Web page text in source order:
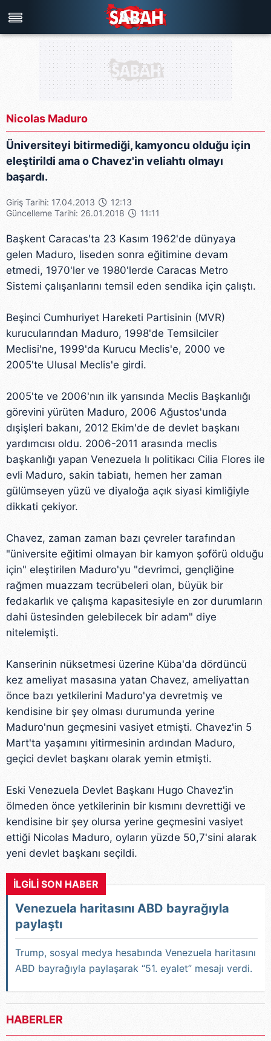
Türkiye'nin en iyi haber sitesi
Nicolas Maduro
Üniversiteyi bitirmediği, kamyoncu olduğu için
eleştirildi ama o Chavez'in veliahtı olmayı
başardı.
Giriş Tarihi: 17.04.2013
12:13
Güncelleme Tarihi: 26.01.2018
11:11
Başkent Caracas'ta 23 Kasım 1962'de dünyaya
gelen Maduro, liseden sonra eğitimine devam
etmedi, 1970'ler ve 1980'lerde Caracas Metro
Sistemi çalışanlarını temsil eden sendika için çalıştı.
Beşinci Cumhuriyet Hareketi Partisinin (MVR)
kurucularından Maduro, 1998'de Temsilciler
Meclisi'ne, 1999'da Kurucu Meclis'e, 2000 ve
2005'te Ulusal Meclis'e girdi.
2005'te ve 2006'nın ilk yarısında Meclis Başkanlığı
görevini yürüten Maduro, 2006 Ağustos'unda
dışişleri bakanı, 2012 Ekim'de de devlet başkanı
yardımcısı oldu. 2006-2011 arasında meclis
başkanlığı yapan Venezuela lı politikacı Cilia Flores ile
evli Maduro, sakin tabiatı, hemen her zaman
gülümseyen yüzü ve diyaloğa açık siyasi kimliğiyle
dikkati çekiyor.
Chavez, zaman zaman bazı çevreler tarafından
"üniversite eğitimi olmayan bir kamyon şoförü olduğu
için" eleştirilen Maduro'yu "devrimci, gençliğine
rağmen muazzam tecrübeleri olan, büyük bir
fedakarlık ve çalışma kapasitesiyle en zor durumların
dahi üstesinden gelebilecek bir adam" diye
nitelemişti.
Kanserinin nüksetmesi üzerine Küba'da dördüncü
kez ameliyat masasına yatan Chavez, ameliyattan
önce bazı yetkilerini Maduro'ya devretmiş ve
kendisine bir şey olması durumunda yerine
Maduro'nun geçmesini vasiyet etmişti. Chavez'in 5
Mart'ta yaşamını yitirmesinin ardından Maduro,
geçici devlet başkanı olarak yemin etmişti.
Eski Venezuela Devlet Başkanı Hugo Chavez'in
ölmeden önce yetkilerinin bir kısmını devrettiği ve
kendisine bir şey olursa yerine geçmesini vasiyet
ettiği Nicolas Maduro, oyların yüzde 50,7'sini alarak
yeni devlet başkanı seçildi.
İLGİLİ SON HABER
Venezuela haritasını ABD bayrağıyla
paylaştı
Trump, sosyal medya hesabında Venezuela haritasını
ABD bayrağıyla paylaşarak “51. eyalet” mesajı verdi.
HABERLER